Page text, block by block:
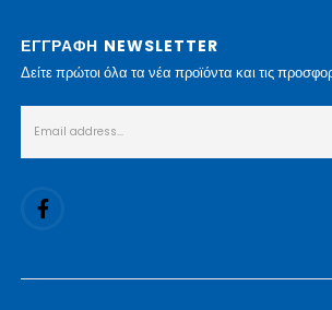
ΕΓΓΡΑΦΗ NEWSLETTER
Δείτε πρώτοι όλα τα νέα προϊόντα και τις